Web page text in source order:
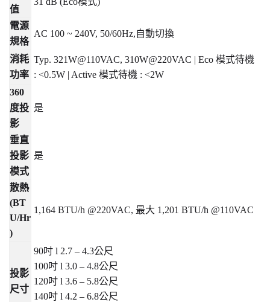
值
電源
規格
AC 100 ~ 240V, 50/60Hz,自動切換
消耗
功率
Typ. 321W@110VAC, 310W@220VAC | Eco 模式待機
: <0.5W | Active 模式待機 : <2W
360
度投
影
是
垂直
投影
模式
是
散熱
(BT
U/Hr
)
1,164 BTU/h @220VAC, 最大 1,201 BTU/h @110VAC
投影
尺寸
90吋 l 2.7 – 4.3公尺
100吋 l 3.0 – 4.8公尺
120吋 l 3.6 – 5.8公尺
140吋 l 4.2 – 6.8公尺